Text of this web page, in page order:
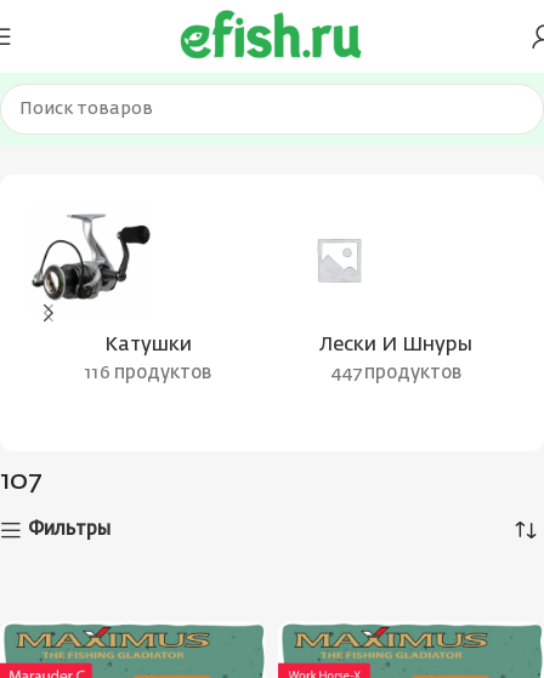
Главная Товар Вес удилища 107
Катушки
116 продуктов
Лески И Шнуры
447 продуктов
107
Фильтры